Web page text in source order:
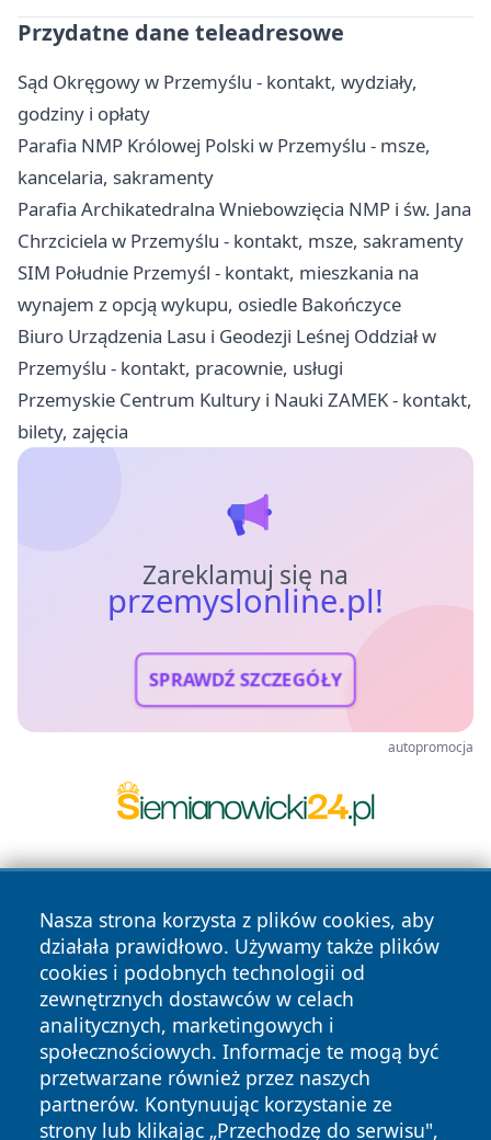
Przydatne dane teleadresowe
Sąd Okręgowy w Przemyślu - kontakt, wydziały,
godziny i opłaty
Parafia NMP Królowej Polski w Przemyślu - msze,
kancelaria, sakramenty
Parafia Archikatedralna Wniebowzięcia NMP i św. Jana
Chrzciciela w Przemyślu - kontakt, msze, sakramenty
SIM Południe Przemyśl - kontakt, mieszkania na
wynajem z opcją wykupu, osiedle Bakończyce
Biuro Urządzenia Lasu i Geodezji Leśnej Oddział w
Przemyślu - kontakt, pracownie, usługi
Przemyskie Centrum Kultury i Nauki ZAMEK - kontakt,
bilety, zajęcia
Zareklamuj się na
przemyslonline.pl!
SPRAWDŹ SZCZEGÓŁY
autopromocja
Nasza strona korzysta z plików cookies, aby
działała prawidłowo. Używamy także plików
cookies i podobnych technologii od
zewnętrznych dostawców w celach
analitycznych, marketingowych i
społecznościowych. Informacje te mogą być
przetwarzane również przez naszych
partnerów. Kontynuując korzystanie ze
strony lub klikając „Przechodzę do serwisu",
Copyright © 2026 przemyslonline.pl Wszystkie prawa
zastrzeżone.
News Autorzy
Polityka
Prywatności
Polityka
Cookies